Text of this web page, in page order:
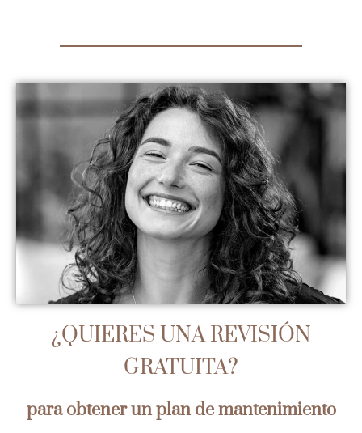
¿QUIERES UNA REVISIÓN
GRATUITA?
para obtener un plan demantenimiento